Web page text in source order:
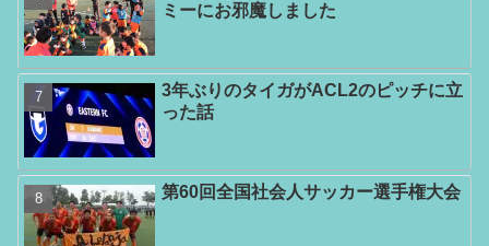
ミーにお邪魔しました
3年ぶりのタイガがACL2のピッチに立
った話
第60回全国社会人サッカー選手権大会